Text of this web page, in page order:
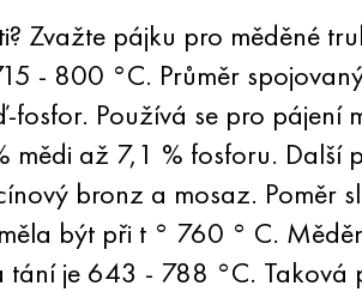
Zvažte pájku pro měděné
- 800 °C. Průměr
Používá se pro pájení
až 7,1 % fosforu. Další
bronz a mosaz. Poměr
být při t ° 760 ° C.
tání je 643 - 788 °C.